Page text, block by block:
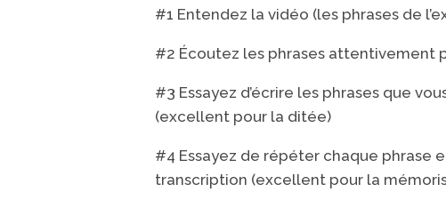
#1 Entendez la vidéo (les phrases de
#2 Écoutez les phrases attentivement
#3 Essayez d’écrire les phrases que
(excellent pour la ditée)
#4 Essayez de répéter chaque phrase
transcription (excellent pour la